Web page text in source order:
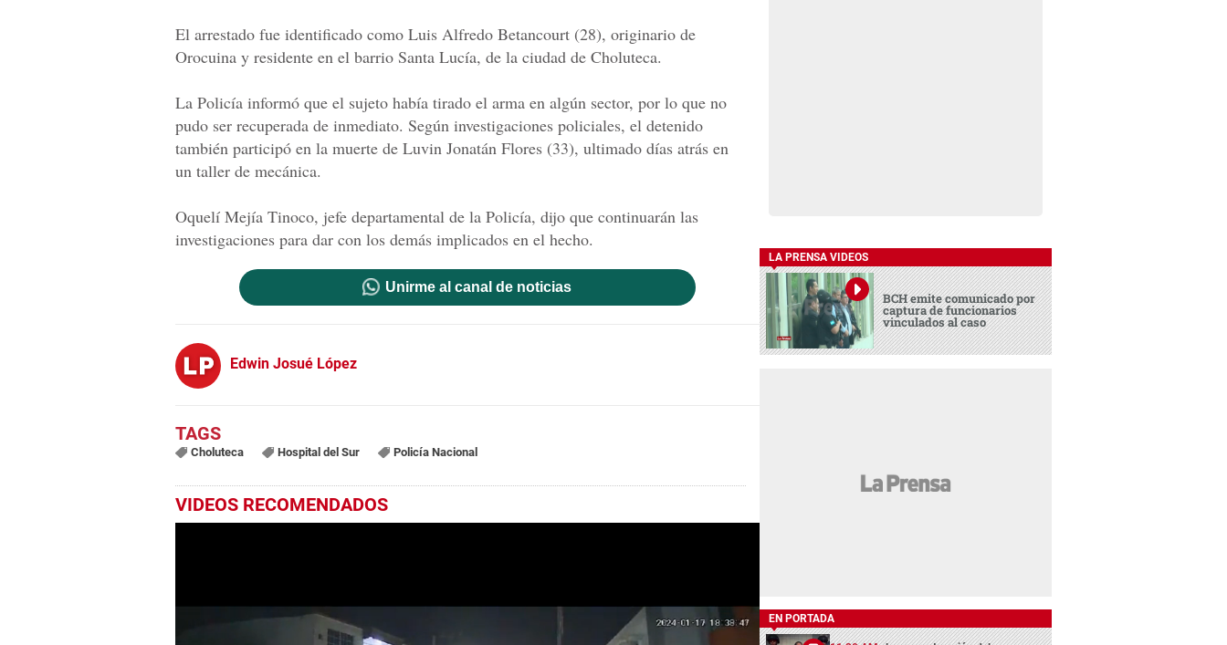
El arrestado fue identificado como Luis Alfredo Betancourt (28), originario de
Orocuina y residente en el barrio Santa Lucía, de la ciudad de Choluteca.
La Policía informó que el sujeto había tirado el arma en algún sector, por lo que no
pudo ser recuperada de inmediato. Según investigaciones policiales, el detenido
también participó en la muerte de Luvin Jonatán Flores (33), ultimado días atrás en
un taller de mecánica.
Oquelí Mejía Tinoco, jefe departamental de la Policía, dijo que continuarán las
investigaciones para dar con los demás implicados en el hecho.
Unirme al canal de noticias
Edwin Josué López
Choluteca Hospital del Sur Policía Nacional
VIDEOS RECOMENDADOS
LA PRENSA VIDEOS
BCH emite comunicado por
captura de funcionarios
vinculados al caso
EN PORTADA